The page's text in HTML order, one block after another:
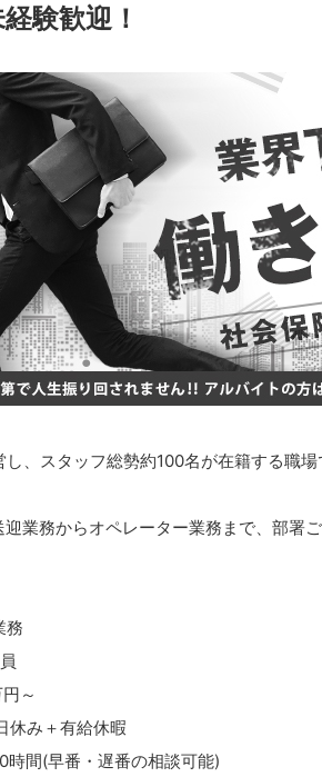
験歓迎！
、スタッフ総勢約100名が在籍する職場
迎業務からオペレーター業務まで、部署
務
～
休み＋有給休暇
時間(早番・遅番の相談可能)